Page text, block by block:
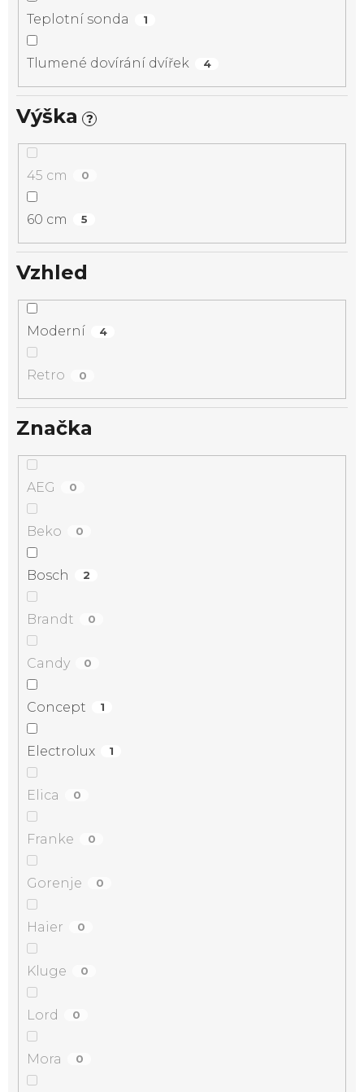
Teplotní sonda 1
Tlumené dovírání dvířek 4
Výška ?
45 cm 0
60 cm 5
Vzhled
Moderní 4
Retro 0
Značka
AEG 0
Beko 0
Bosch 2
Brandt 0
Candy 0
Concept 1
Electrolux 1
Elica 0
Franke 0
Gorenje 0
Haier 0
Kluge 0
Lord 0
Mora 0